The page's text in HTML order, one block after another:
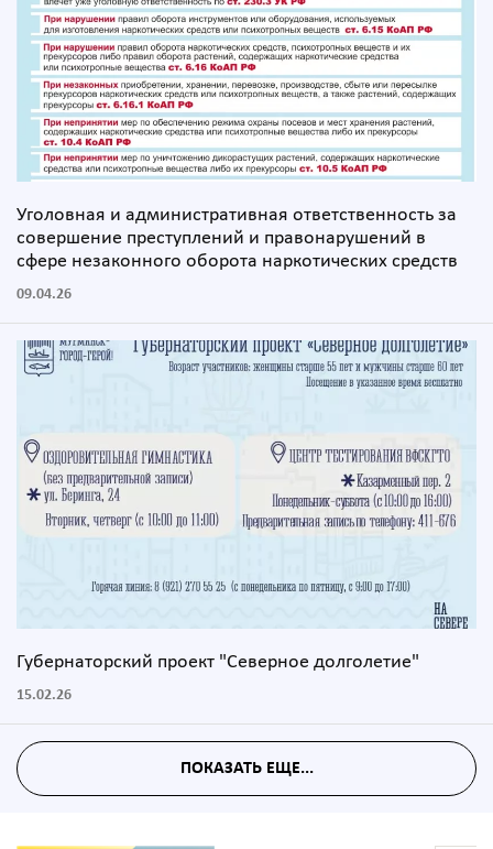
Уголовная и административная ответственность за
совершение преступлений и правонарушений в
сфере незаконного оборота наркотических средств
09.04.26
Губернаторский проект "Северное долголетие"
15.02.26
ПОКАЗАТЬ ЕЩЕ...